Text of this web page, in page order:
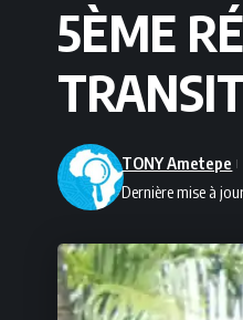
5ÈME
Dernière mise à
TONY Ametepe